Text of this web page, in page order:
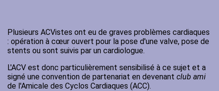
Plusieurs ACVistes ont eu de graves problèmes cardiaques
: opération à cœur ouvert pour la pose d'une valve, pose de
stents ou sont suivis par un cardiologue.
L'ACV est donc particulièrement sensibilisé à ce sujet et a
signé une convention de partenariat en devenant club ami
de l'Amicale des Cyclos Cardiaques (ACC).